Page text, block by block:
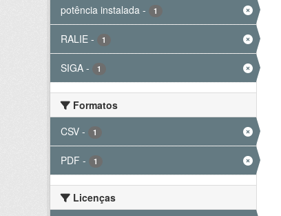
potência instalada - 1
RALIE - 1
SIGA - 1
Formatos
CSV - 1
PDF - 1
Licenças